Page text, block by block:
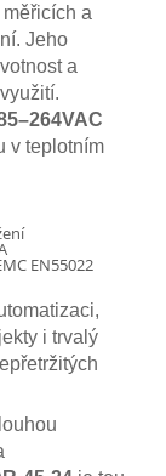
a
Jeho
a
v teplotním
EN55022
i trvalý